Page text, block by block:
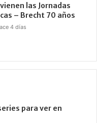
las Jornadas
– Brecht 70 años
4 días
para ver en